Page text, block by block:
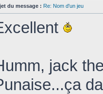
du message : Re: Nom d'un jeu
jack